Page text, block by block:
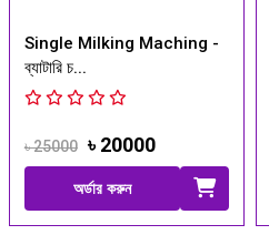
Single Milking Maching -
ব্যাটারি চ...
৳ 25000 ৳ 20000
অর্ডার করুন